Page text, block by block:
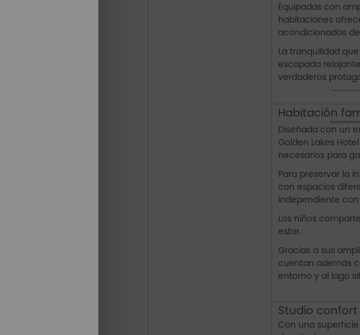
Equipadas con
habitaciones
acondicionados
La tranquilidad
escapada
verdaderos
Habitación
Diseñada con un
Golden Lakes
necesarios para
Para preservar la
con espacios
independiente
Los niños
estar.
Gracias a sus
cuentan además
entorno y al lago
Studio confort
Con una